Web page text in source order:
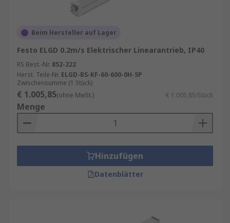
Beim Hersteller auf Lager
Festo ELGD 0.2m/s Elektrischer Linearantrieb, IP40
RS Best.-Nr. 852-222
Herst. Teile-Nr. ELGD-BS-KF-60-600-0H-5P
Zwischensumme (1 Stück)
€ 1.005,85(ohne MwSt.) € 1.005,85/Stück
Menge
Hinzufügen
Datenblätter